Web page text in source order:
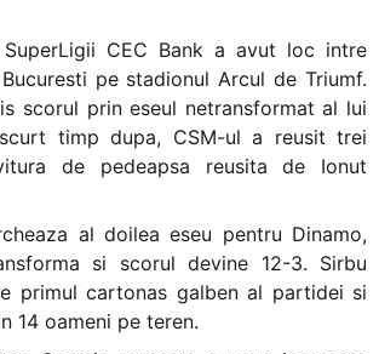
CEC Bank a avut loc intre
pe stadionul Arcul de Triumf.
scorul prin eseul netransformat al lui
timp dupa, CSM-ul a reusit trei
de pedeapsa reusita de Ionut
al doilea eseu pentru Dinamo,
si scorul devine 12-3. Sirbu
primul cartonas galben al partidei si
14 oameni pe teren.